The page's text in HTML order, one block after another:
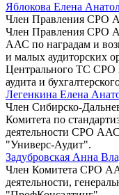
Яблокова Елена
Член Правления СРО
Член Правления СРО
ААС по наградам и
и малых аудиторских
Центрального ТС
аудита и
Легенкина Елена
Член Сибирско-
Комитета по
деятельности СРО
"Универс-Аудит".
Задубровская Анна
Член Комитета СРО
деятельности,